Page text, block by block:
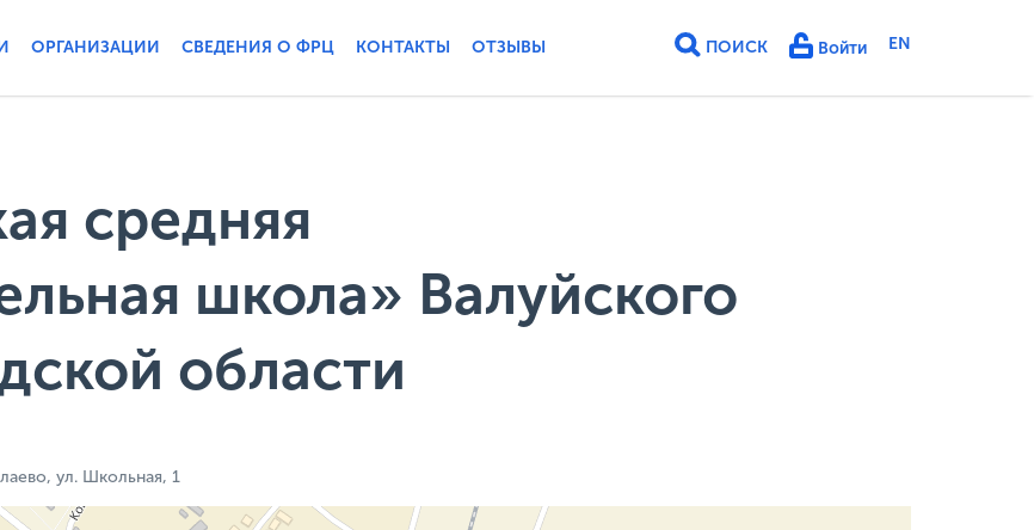
ОРГАНИЗАЦИИ СВЕДЕНИЯ О ФРЦ КОНТАКТЫ ОТЗЫВЫ ПОИСК Войти EN
средняя
школа» Валуйского
области
ул. Школьная, 1